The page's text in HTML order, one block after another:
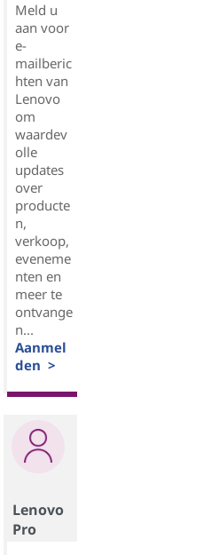
Meld u
aan voor
e-
mailberic
hten van
Lenovo
om
waardev
olle
updates
over
producte
n,
verkoop,
eveneme
nten en
meer te
ontvange
n...
Aanmel
den >
Lenovo
Pro